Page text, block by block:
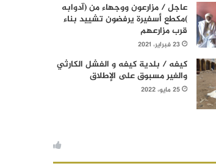
عاجل / مزارعون ووجهاء من (آدوابه
)مكطع أسفيرة يرفضون تشييد بناء
قرب مزارعهم
23 فبراير، 2021
كيفه / بلدية كيفه و الفشل الكارثي
والغير مسبوق على الإطلاق
25 مايو، 2022